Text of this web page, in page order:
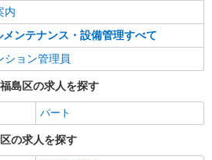
内
ンテナンス・設備管理すべて
ション管理員
島区の求人を探す
パート
の求人を探す